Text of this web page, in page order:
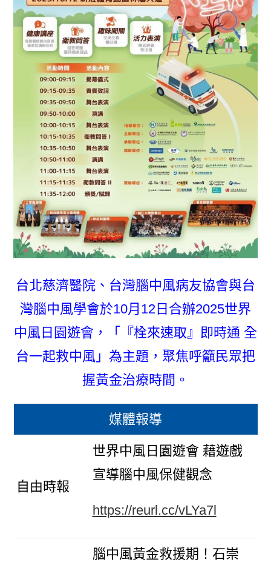
台北慈濟醫院、台灣腦中風病友協會與台
灣腦中風學會於10月12日合辦2025世界
中風日園遊會，「『栓來速取』即時通 全
台一起救中風」為主題，聚焦呼籲民眾把
握黃金治療時間。
媒體報導
自由時報
世界中風日園遊會 藉遊戲
宣導腦中風保健觀念
https://reurl.cc/vLYa7l
腦中風黃金救援期！石崇